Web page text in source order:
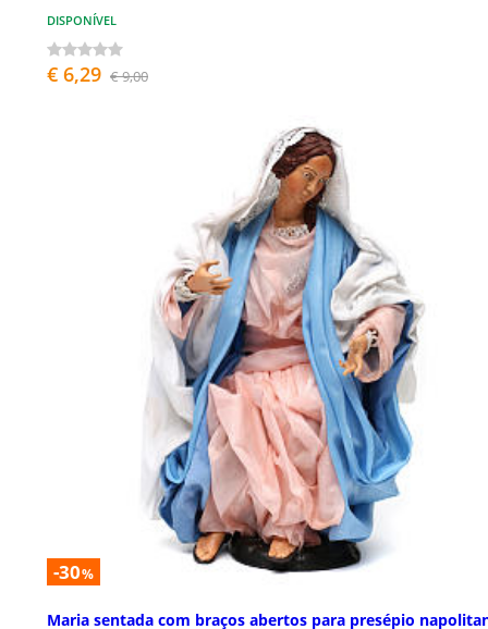
DISPONÍVEL
€ 6,29 € 9,00
-30%
Maria sentada com braços abertos para presépio